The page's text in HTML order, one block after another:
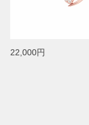
22,000円